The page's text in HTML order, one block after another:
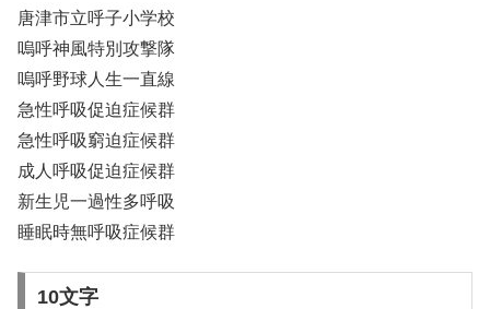
唐津市立呼子小学校
嗚呼神風特別攻撃隊
嗚呼野球人生一直線
急性呼吸促迫症候群
急性呼吸窮迫症候群
成人呼吸促迫症候群
新生児一過性多呼吸
睡眠時無呼吸症候群
10文字